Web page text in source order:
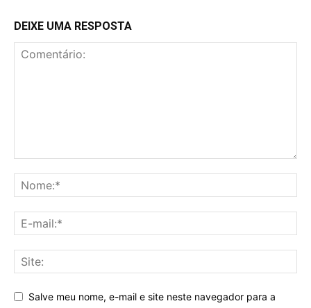
DEIXE UMA RESPOSTA
Salve meu nome, e-mail e site neste navegador para a